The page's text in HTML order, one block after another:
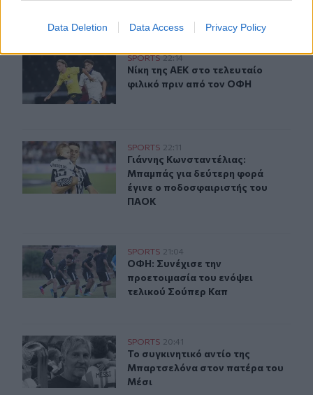
Data Deletion Data Access Privacy Policy
Nίκη της ΑΕΚ στο τελευταίο φιλικό πριν από τον ΟΦΗ
SPORTS 22:14
Nίκη της ΑΕΚ στο τελευταίο
Nίκη της ΑΕΚ στο τελευταίο
φιλικό πριν από τον ΟΦΗ
Γιάννης Κωνσταντέλιας: Μπαμπάς για δεύτερη φορά
SPORTS 22:11
Γιάννης Κωνσταντέλιας: Μπαμπάς
Γιάννης Κωνσταντέλιας:
Μπαμπάς για δεύτερη φορά
έγινε ο ποδοσφαιριστής του
ΠΑΟΚ
ΟΦΗ: Συνέχισε την προετοιμασία του ενόψει τελικού
SPORTS 21:04
ΟΦΗ: Συνέχισε την προετοιμασία
ΟΦΗ: Συνέχισε την
προετοιμασία του ενόψει
τελικού Σούπερ Καπ
Το συγκινητικό αντίο της Μπαρτσελόνα στον πατέρα
SPORTS 20:41
Το συγκινητικό αντίο της
Το συγκινητικό αντίο της
Μπαρτσελόνα στον πατέρα του
Μέσι